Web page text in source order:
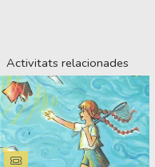
Activitats relacionades